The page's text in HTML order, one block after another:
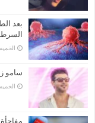
بعد
الخميس , 6
سامو
الخميس , 6